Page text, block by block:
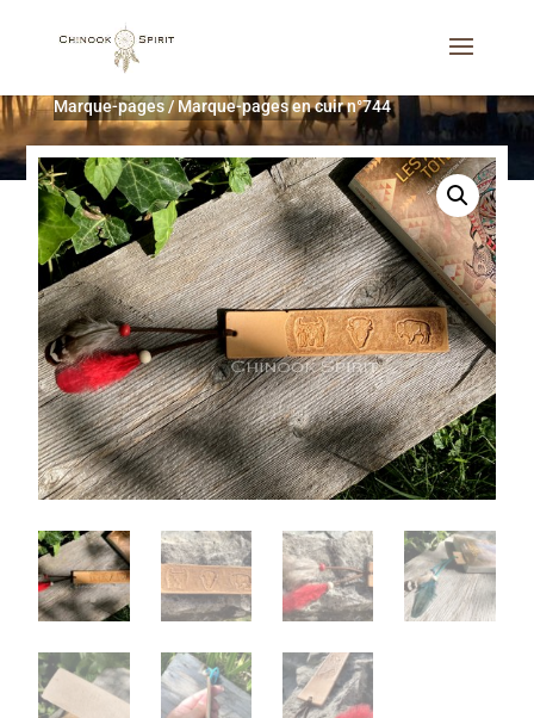
Décoration d'intérieur
Marque-pages/Marque-pages en cuir n°744